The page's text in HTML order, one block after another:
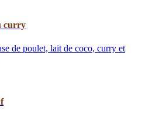
curry
de poulet, lait de coco, curry et